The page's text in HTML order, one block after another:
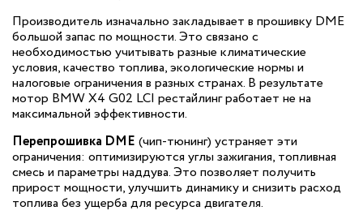
Производитель изначально закладывает в прошивку DME
большой запас по мощности. Это связано с
необходимостью учитывать разные климатические
условия, качество топлива, экологические нормы и
налоговые ограничения в разных странах. В результате
мотор BMW X4 G02 LCI рестайлинг работает не на
максимальной эффективности.
Перепрошивка DME (чип-тюнинг) устраняет эти
ограничения: оптимизируются углы зажигания, топливная
смесь и параметры наддува. Это позволяет получить
прирост мощности, улучшить динамику и снизить расход
топлива без ущерба для ресурса двигателя.